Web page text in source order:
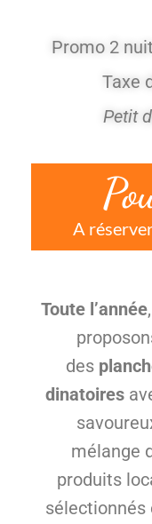
Promo 2
Taxe
Petit
A
Toute l’année
des
dinatoires
mélange
produits
sélectionnés